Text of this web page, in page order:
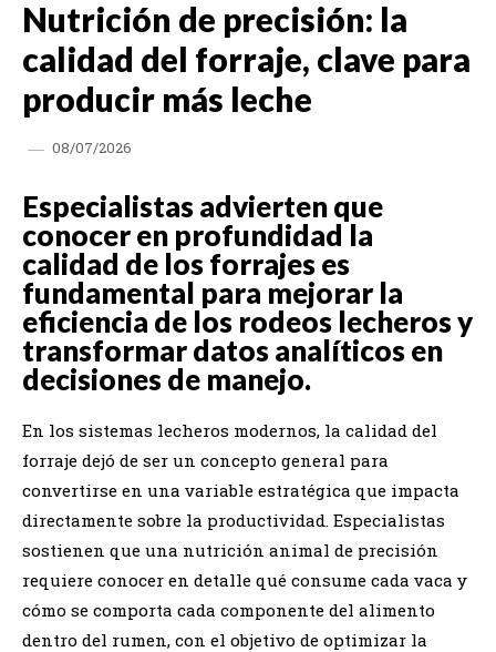
Nutrición de precisión: la
calidad del forraje, clave para
producir más leche
08/07/2026
Especialistas advierten que
conocer en profundidad la
calidad de los forrajes es
fundamental para mejorar la
eficiencia de los rodeos lecheros y
transformar datos analíticos en
decisiones de manejo.
En los sistemas lecheros modernos, la calidad del
forraje dejó de ser un concepto general para
convertirse en una variable estratégica que impacta
directamente sobre la productividad. Especialistas
sostienen que una nutrición animal de precisión
requiere conocer en detalle qué consume cada vaca y
cómo se comporta cada componente del alimento
dentro del rumen, con el objetivo de optimizar la